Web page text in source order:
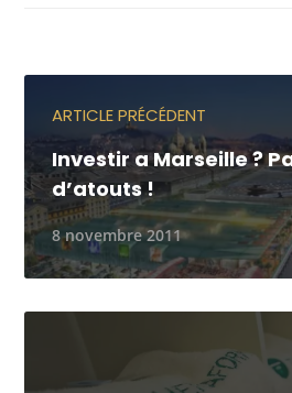
ARTICLE PRÉCÉDENT
Investir a Marseille ?
d’atouts !
8 novembre 2011